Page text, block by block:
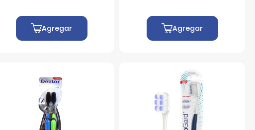
Agregar Agregar